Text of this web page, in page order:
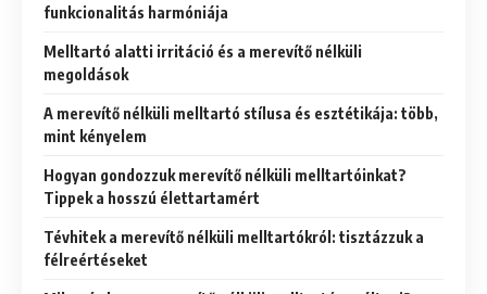
funkcionalitás harmóniája
Melltartó alatti irritáció és a merevítő nélküli
megoldások
A merevítő nélküli melltartó stílusa és esztétikája: több,
mint kényelem
Hogyan gondozzuk merevítő nélküli melltartóinkat?
Tippek a hosszú élettartamért
Tévhitek a merevítő nélküli melltartókról: tisztázzuk a
félreértéseket